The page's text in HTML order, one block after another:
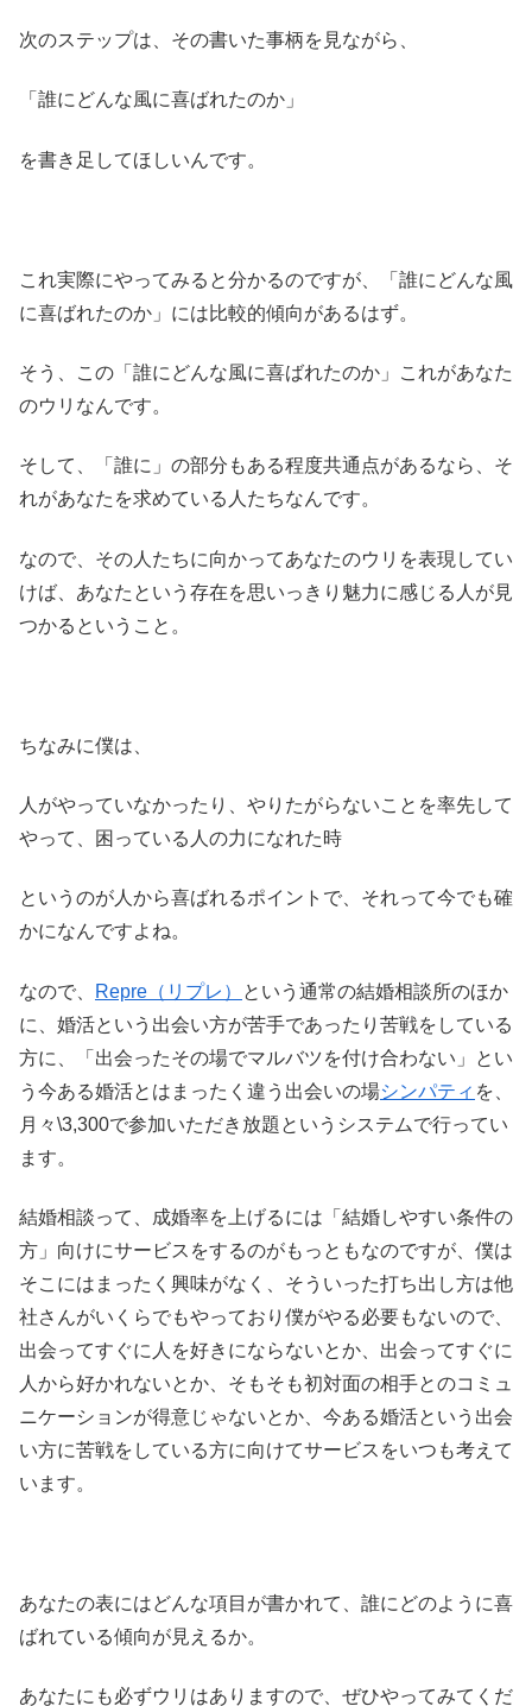
次のステップは、その書いた事柄を見ながら、
「誰にどんな風に喜ばれたのか」
を書き足してほしいんです。
これ実際にやってみると分かるのですが、「誰にどんな風
に喜ばれたのか」には比較的傾向があるはず。
そう、この「誰にどんな風に喜ばれたのか」これがあなた
のウリなんです。
そして、「誰に」の部分もある程度共通点があるなら、そ
れがあなたを求めている人たちなんです。
なので、その人たちに向かってあなたのウリを表現してい
けば、あなたという存在を思いっきり魅力に感じる人が見
つかるということ。
ちなみに僕は、
人がやっていなかったり、やりたがらないことを率先して
やって、困っている人の力になれた時
というのが人から喜ばれるポイントで、それって今でも確
かになんですよね。
なので、 Repre（リプレ）
という通常の結婚相談所のほか
に、婚活という出会い方が苦手であったり苦戦をしている
方に、「出会ったその場でマルバツを付け合わない」とい
う今ある婚活とはまったく違う出会いの場シンパティ を、
月々\3,300で参加いただき放題というシステムで行ってい
ます。
結婚相談って、成婚率を上げるには「結婚しやすい条件の
方」向けにサービスをするのがもっともなのですが、僕は
そこにはまったく興味がなく、そういった打ち出し方は他
社さんがいくらでもやっており僕がやる必要もないので、
出会ってすぐに人を好きにならないとか、出会ってすぐに
人から好かれないとか、そもそも初対面の相手とのコミュ
ニケーションが得意じゃないとか、今ある婚活という出会
い方に苦戦をしている方に向けてサービスをいつも考えて
います。
あなたの表にはどんな項目が書かれて、誰にどのように喜
ばれている傾向が見えるか。
あなたにも必ずウリはありますので、ぜひやってみてくだ